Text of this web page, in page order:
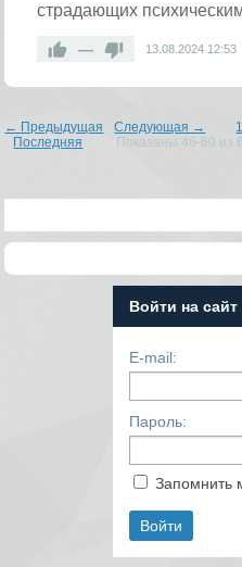
страдающих
— 13.08.2024 12:53
← Предыдущая Следующая → 1
Последняя
Показаны 46-60 из
Войти на сайт
E-mail:
Пароль:
Запомнить